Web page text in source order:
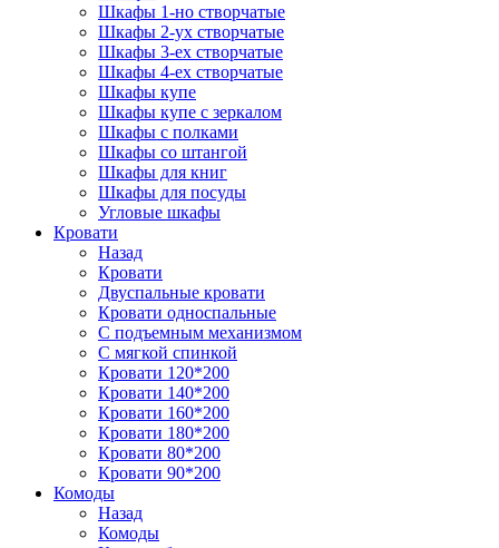
Шкафы 1-но створчатые
Шкафы 2-ух створчатые
Шкафы 3-ех створчатые
Шкафы 4-ех створчатые
Шкафы купе
Шкафы купе с зеркалом
Шкафы с полками
Шкафы со штангой
Шкафы для книг
Шкафы для посуды
Угловые шкафы
Кровати
Назад
Кровати
Двуспальные кровати
Кровати односпальные
С подъемным механизмом
С мягкой спинкой
Кровати 120*200
Кровати 140*200
Кровати 160*200
Кровати 180*200
Кровати 80*200
Кровати 90*200
Комоды
Назад
Комоды